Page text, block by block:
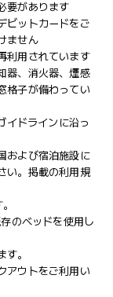
要があります
ビットカードをご
ません
利用されています
器、消火器、煙感
格子が備わってい
イドラインに沿っ
および宿泊施設に
い。掲載の利用規
のベッドを使用し
。
アウトをご利用い